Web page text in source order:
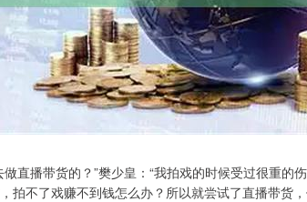
直播带货的？”樊少皇：“我拍戏的时候受过很重的
拍不了戏赚不到钱怎么办？所以就尝试了直播带货
-34.08 -0.24% 沪深300